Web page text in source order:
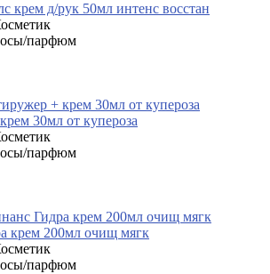
крем д/рук 50мл интенс восстан
парфюм
30мл от купероза
парфюм
крем 200мл очищ мягк
парфюм